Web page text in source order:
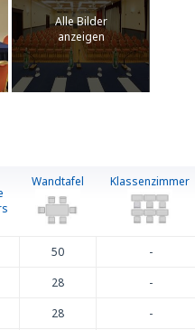
Alle Bilder
anzeigen
Wandtafel Klassenzimmer
50 -
28 -
28 -